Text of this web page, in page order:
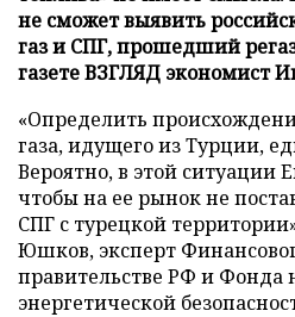
не сможет выявить
газ и СПГ, прошедший
газете ВЗГЛЯД экономист
«Определить
газа, идущего из Турции,
Вероятно, в этой ситуации
чтобы на ее рынок не
СПГ с турецкой
Юшков, эксперт
правительстве РФ и Фонда
энергетической